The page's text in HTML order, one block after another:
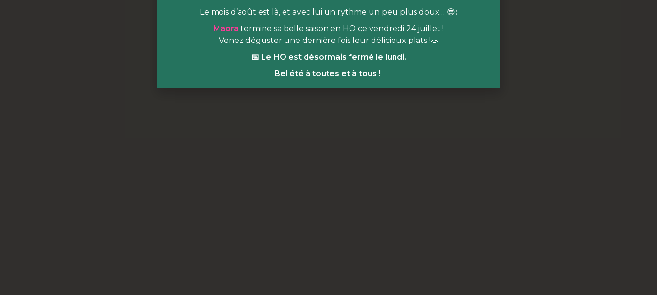
Le mois d’août est là, et avec lui un rythme un peu plus doux… 😎:
Maora termine sa belle saison en HO ce vendredi 24 juillet !
Venez déguster une dernière fois leur délicieux plats !🥗
📅 Le HO est désormais fermé le lundi.
Bel été à toutes et à tous !